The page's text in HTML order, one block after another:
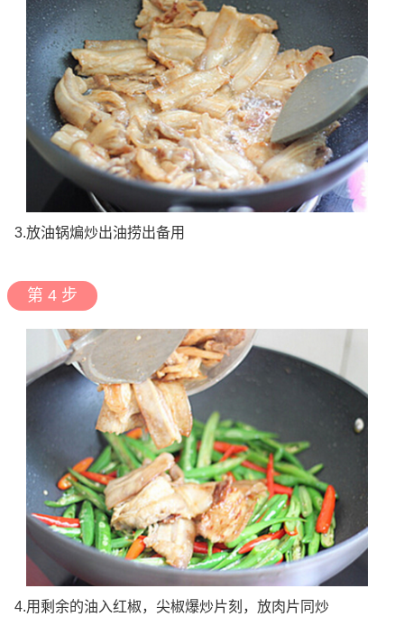
3.放油锅煸炒出油捞出备用
第 4 步
4.用剩余的油入红椒，尖椒爆炒片刻，放肉片同炒